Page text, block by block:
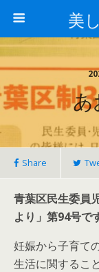
美
あ
Share
青葉区民生委員
より」第94号で
妊娠から子育て
生活に関するこ